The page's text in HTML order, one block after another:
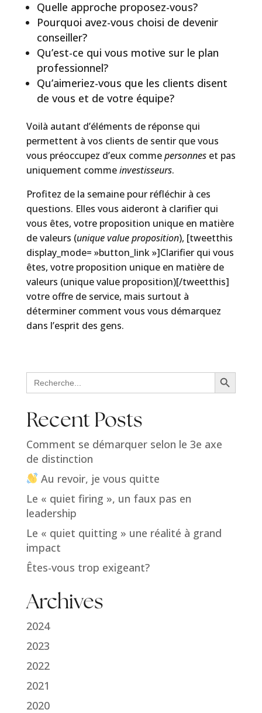
Quelle approche proposez-vous?
Pourquoi avez-vous choisi de devenir
conseiller?
Qu’est-ce qui vous motive sur le plan
professionnel?
Qu’aimeriez-vous que les clients disent
de vous et de votre équipe?
Voilà autant d’éléments de réponse qui
permettent à vos clients de sentir que vous
vous préoccupez d’eux commepersonneset pas
uniquement commeinvestisseurs.
Profitez de la semaine pour réfléchir à ces
questions. Elles vous aideront à clarifier qui
vous êtes, votre proposition unique en matière
de valeurs (unique value proposition), [tweetthis
display_mode= »button_link »]Clarifier qui vous
êtes, votre proposition unique en matière de
valeurs (unique value proposition)[/tweetthis]
votre offre de service, mais surtout à
déterminer comment vous vous démarquez
dans l’esprit des gens.
Search
for:
Search Button
Recent Posts
Comment se démarquer selon le 3e axe
de distinction
Au revoir, je vous quitte
Le « quiet firing », un faux pas en
leadership
Le « quiet quitting » une réalité à grand
impact
Êtes-vous trop exigeant?
Archives
2024
2023
2022
2021
2020